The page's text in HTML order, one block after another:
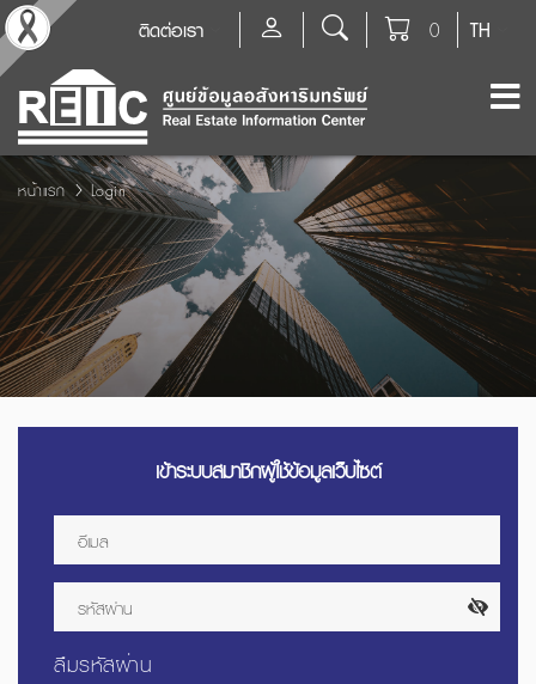
TH
0
ติดต่อเรา
หน้าแรก Login
เข้าระบบสมาชิกผู้ใช้ข้อมูลเว็บไซต์
ลืมรหัสผ่าน